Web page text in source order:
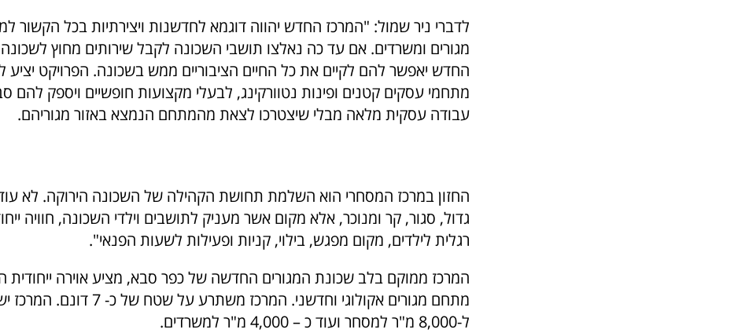
לדברי ניר שמול: "המרכז החדש יהווה דוגמא לחדשנות ויצירתיות בכל הקשור
מגורים ומשרדים. אם עד כה נאלצו תושבי השכונה לקבל שירותים מחוץ
החדש יאפשר להם לקיים את כל החיים הציבוריים ממש בשכונה. הפרויקט יציע
מתחמי עסקים קטנים ופינות נטוורקינג, לבעלי מקצועות חופשיים ויספק להם
עבודה עסקית מלאה מבלי שיצטרכו לצאת מהמתחם הנמצא באזור מגוריהם.
החזון במרכז המסחרי הוא השלמת תחושת הקהילה של השכונה הירוקה. לא עוד
גדול, סגור, קר ומנוכר, אלא מקום אשר מעניק לתושבים וילדי השכונה, חוויה
רגלית לילדים, מקום מפגש, בילוי, קניות ופעילות לשעות הפנאי".
המרכז ממוקם בלב שכונת המגורים החדשה של כפר סבא, מציע אוירה ייחודית
מתחם מגורים אקולוגי וחדשני. המרכז משתרע על שטח של כ-
ל-8,000 מ"ר למסחר ועוד כ – 4,000 מ"ר למשרדים.